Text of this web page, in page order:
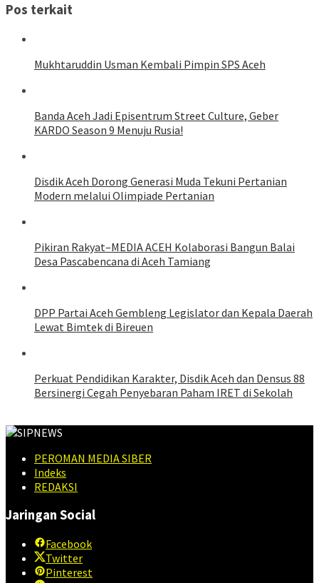
Pos terkait
Mukhtaruddin Usman Kembali Pimpin SPS Aceh
Banda Aceh Jadi Episentrum Street Culture, Geber
KARDO Season 9 Menuju Rusia!
Disdik Aceh Dorong Generasi Muda Tekuni Pertanian
Modern melalui Olimpiade Pertanian
Pikiran Rakyat–MEDIA ACEH Kolaborasi Bangun Balai
Desa Pascabencana di Aceh Tamiang
DPP Partai Aceh Gembleng Legislator dan Kepala Daerah
Lewat Bimtek di Bireuen
Perkuat Pendidikan Karakter, Disdik Aceh dan Densus 88
Bersinergi Cegah Penyebaran Paham IRET di Sekolah
PEROMAN MEDIA SIBER
Indeks
REDAKSI
Jaringan Social
Facebook
Twitter
Pinterest